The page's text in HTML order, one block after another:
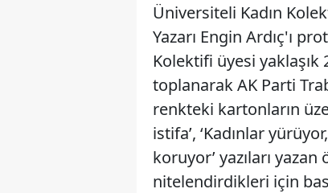
Üniversiteli Kadın
Yazarı Engin Ardıç'ı
Kolektifi üyesi
toplanarak AK Parti
renkteki kartonların
istifa’, ‘Kadınlar
koruyor’ yazıları
nitelendirdikleri için